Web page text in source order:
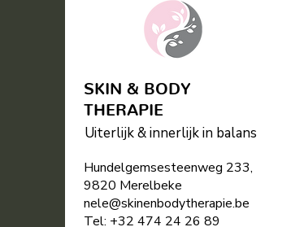
SKIN & BODY
THERAPIE
Uiterlijk & innerlijk in balans
Hundelgemsesteenweg 233,
9820 Merelbeke
nele@skinenbodytherapie.be
Tel: +32 474 24 26 89